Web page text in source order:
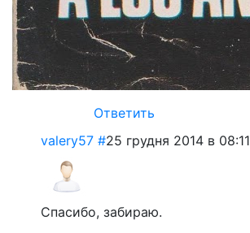
Ответить
valery57 #25 грудня 2014 в 08:11
Спасибо, забираю.